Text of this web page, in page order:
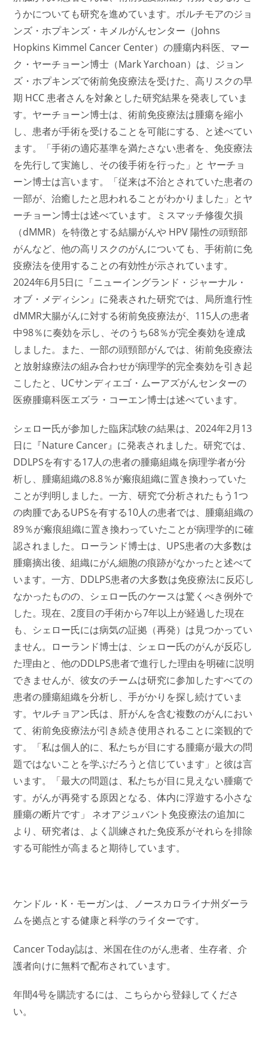
うかについても研究を進めています。ボルチモアのジョ
ンズ・ホプキンズ・キメルがんセンター（Johns
Hopkins Kimmel Cancer Center）の腫瘍内科医、マー
ク・ヤーチョーン博士（Mark Yarchoan）は、ジョン
ズ・ホプキンズで術前免疫療法を受けた、高リスクの早
期 HCC 患者さんを対象とした研究結果を発表していま
す。 ヤーチョーン博士は、術前免疫療法は腫瘍を縮小
し、患者が手術を受けることを可能にする、と述べてい
ます。「手術の適応基準を満たさない患者を、免疫療法
を先行して実施し、その後手術を行った」と ヤーチョ
ーン博士は言います。「従来は不治とされていた患者の
一部が、治癒したと思われることがわかりました」とヤ
ーチョーン博士は述べています。ミスマッチ修復欠損
（dMMR）を特徴とする結腸がんや HPV 陽性の頭頸部
がんなど、他の高リスクのがんについても、手術前に免
疫療法を使用することの有効性が示されています。
2024年6月5日に『ニューイングランド・ジャーナル・
オブ・メディシン』に発表された研究では、局所進行性
dMMR大腸がんに対する術前免疫療法が、115人の患者
中98％に奏効を示し、そのうち68％が完全奏効を達成
しました。また、一部の頭頸部がんでは、術前免疫療法
と放射線療法の組み合わせが病理学的完全奏効を引き起
こしたと、UCサンディエゴ・ムーアズがんセンターの
医療腫瘍科医エズラ・コーエン博士は述べています。
シェロー氏が参加した臨床試験の結果は、2024年2月13
日に『Nature Cancer』に発表されました。研究では、
DDLPSを有する17人の患者の腫瘍組織を病理学者が分
析し、腫瘍組織の8.8％が瘢痕組織に置き換わっていた
ことが判明しました。一方、研究で分析されたもう1つ
の肉腫であるUPSを有する10人の患者では、腫瘍組織の
89％が瘢痕組織に置き換わっていたことが病理学的に確
認されました。ローランド博士は、UPS患者の大多数は
腫瘍摘出後、組織にがん細胞の痕跡がなかったと述べて
います。一方、DDLPS患者の大多数は免疫療法に反応し
なかったものの、シェロー氏のケースは驚くべき例外で
した。現在、2度目の手術から7年以上が経過した現在
も、シェロー氏には病気の証拠（再発）は見つかってい
ません。ローランド博士は、シェロー氏のがんが反応し
た理由と、他のDDLPS患者で進行した理由を明確に説明
できませんが、彼女のチームは研究に参加したすべての
患者の腫瘍組織を分析し、手がかりを探し続けていま
す。ヤルチョアン氏は、肝がんを含む複数のがんにおい
て、術前免疫療法が引き続き使用されることに楽観的で
す。「私は個人的に、私たちが目にする腫瘍が最大の問
題ではないことを学ぶだろうと信じています」と彼は言
います。「最大の問題は、私たちが目に見えない腫瘍で
す。がんが再発する原因となる、体内に浮遊する小さな
腫瘍の断片です」 ネオアジュバント免疫療法の追加に
より、研究者は、よく訓練された免疫系がそれらを排除
する可能性が高まると期待しています。
ケンドル・K・モーガンは、ノースカロライナ州ダーラ
ムを拠点とする健康と科学のライターです。
Cancer Today誌は、米国在住のがん患者、生存者、介
護者向けに無料で配布されています。
年間4号を購読するには、こちらから登録してくださ
い。